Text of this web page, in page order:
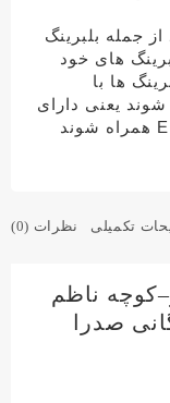
جمله بلبرینگ
های خود
ها با
شوند یعنی دارای
E همراه شوند
تکمیلی نظرات (0)
ناظم
109–بازرگانی صدرا